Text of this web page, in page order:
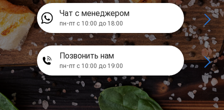
Чат с менеджером
пн-пт с 10:00 до 18:00
Позвонить нам
пн-пт с 10:00 до 19:00